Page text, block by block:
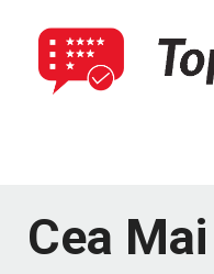
conținut
Cea